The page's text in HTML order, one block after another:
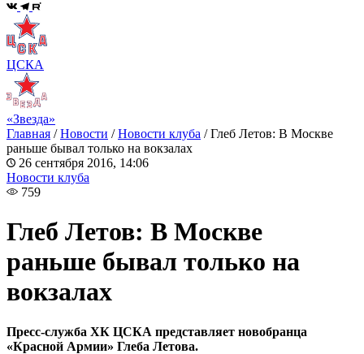
ЦСКА
«Звезда»
Главная /Новости /Новости клуба /Глеб Летов: В Москве
раньше бывал только на вокзалах
26 сентября 2016, 14:06
Новости клуба
759
Глеб Летов: В Москве
раньше бывал только на
вокзалах
Пресс-служба ХК ЦСКА представляет новобранца
«Красной Армии» Глеба Летова.